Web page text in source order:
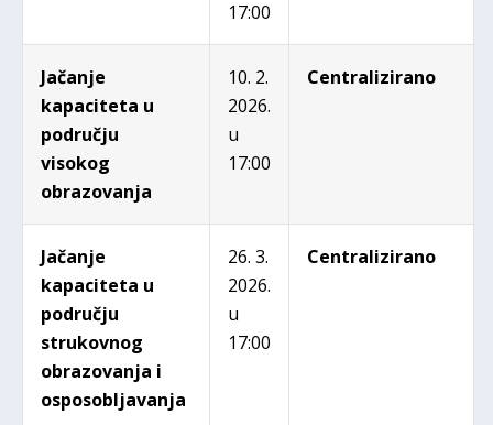
17:00
Jačanje
kapaciteta u
području
visokog
obrazovanja
10. 2.
2026.
u
17:00
Centralizirano
Jačanje
kapaciteta u
području
strukovnog
obrazovanja i
osposobljavanja
26. 3.
2026.
u
17:00
Centralizirano